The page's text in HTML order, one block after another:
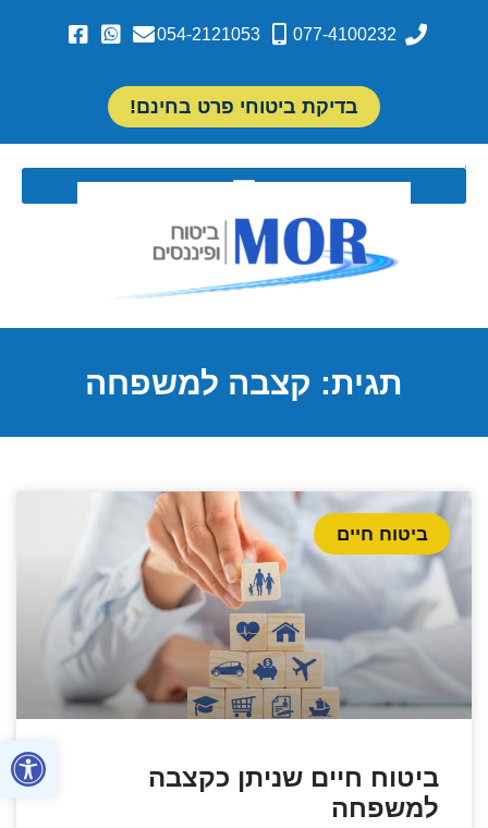
פתח
077-4100232
054-2121053
בדיקת ביטוחי פרט בחינם!
תגית: קצבה למשפחה
ביטוח חיים
ביטוח חיים שניתן כקצבה
למשפחה